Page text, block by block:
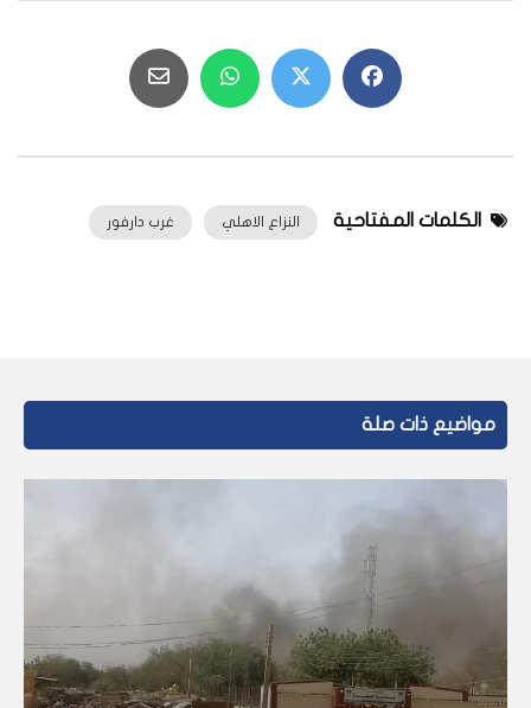
الكلمات المفتاحية النزاع الاهلي غرب دارفور
مواضيع ذات صلة